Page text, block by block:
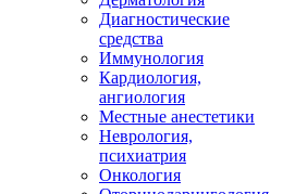
Диагностические
средства
Иммунология
Кардиология,
ангиология
Местные анестетики
Неврология,
психиатрия
Онкология